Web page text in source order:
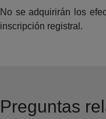
No se adquirirán los
inscripción registral.
Preguntas